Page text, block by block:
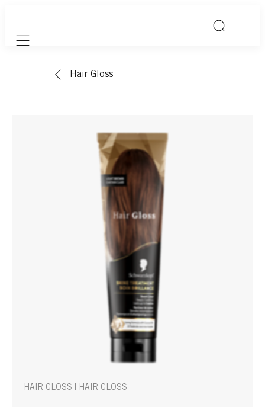
Mobile navigation
Hair Gloss
HAIR GLOSS | HAIR GLOSS